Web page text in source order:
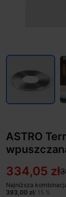
ASTRO
334,05 zł
Najniższa
393,00 zł/ 15 %